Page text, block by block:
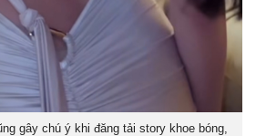
gây chú ý khi đăng tải story khoe bóng,